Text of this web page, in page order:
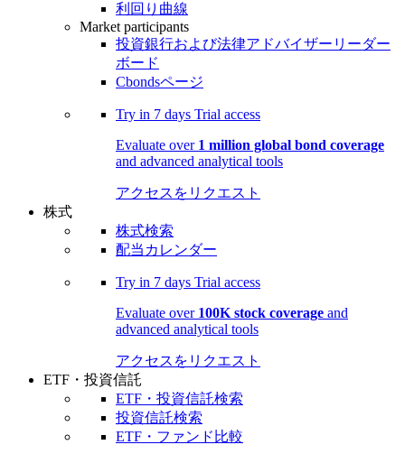
利回り曲線
Market participants
投資銀行および法律アドバイザーリーダー
ボード
Cbondsページ
Try in 7 days Trial access
Evaluate over 1 million global bond coverage
and advanced analytical tools
アクセスをリクエスト
株式
株式検索
配当カレンダー
Try in 7 days Trial access
Evaluate over 100K stock coverage and
advanced analytical tools
アクセスをリクエスト
ETF・投資信託
ETF・投資信託検索
投資信託検索
ETF・ファンド比較